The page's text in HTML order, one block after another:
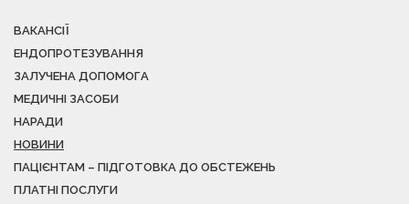
ВАКАНСІЇ
ЕНДОПРОТЕЗУВАННЯ
ЗАЛУЧЕНА ДОПОМОГА
МЕДИЧНІ ЗАСОБИ
НАРАДИ
НОВИНИ
ПАЦІЄНТАМ – ПІДГОТОВКА ДО ОБСТЕЖЕНЬ
ПЛАТНІ ПОСЛУГИ